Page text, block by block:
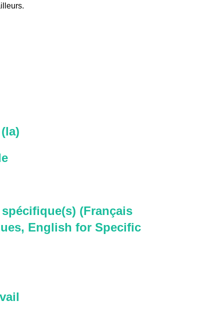
(Français
English for Specific